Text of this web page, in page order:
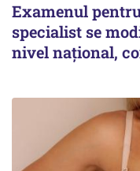
Examenul
specialist se
nivel național,